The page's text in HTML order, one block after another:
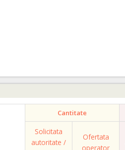
Cantitate
Solicitata
autoritate /
Ofertata
operator